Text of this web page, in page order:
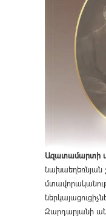
Ազատամարտի
նախաեղեռնյան
Զարդարյանի